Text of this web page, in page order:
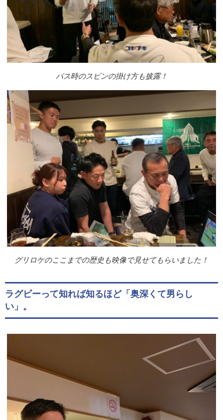
パス時のスピンの掛け方も披露！
グリロケのここまでの歴史も映像で見せてもらいました！
ラグビーって知れば知るほど「奥深くて男らし
い」。